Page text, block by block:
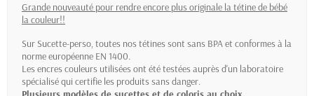
Grande nouveauté pour rendre encore plus originale la tétine de bébé
la couleur!!
Sur Sucette-perso, toutes nos tétines sont sans BPA et conformes à la
norme européenne EN 1400.
Les encres couleurs utilisées ont été testées auprès d'un laboratoire
spécialisé qui certifie les produits sans danger.